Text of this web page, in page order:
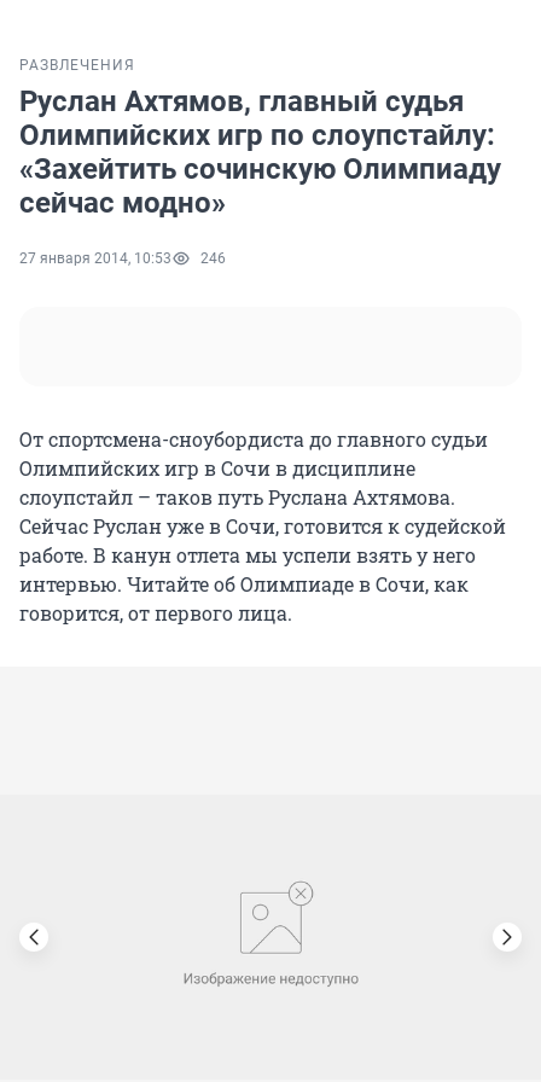
РАЗВЛЕЧЕНИЯ
Руслан Ахтямов, главный судья
Олимпийских игр по слоупстайлу:
«Захейтить сочинскую Олимпиаду
сейчас модно»
27 января 2014, 10:53 246
От спортсмена-сноубордиста до главного судьи
Олимпийских игр в Сочи в дисциплине
слоупстайл – таков путь Руслана Ахтямова.
Сейчас Руслан уже в Сочи, готовится к судейской
работе. В канун отлета мы успели взять у него
интервью. Читайте об Олимпиаде в Сочи, как
говорится, от первого лица.